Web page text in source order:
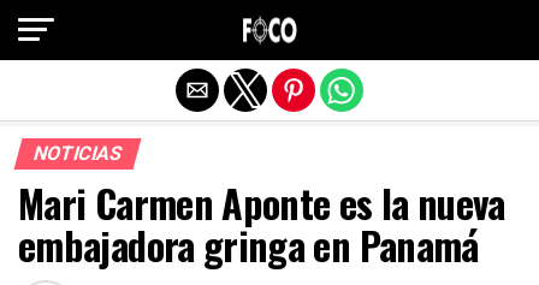
NOTICIAS
Mari Carmen Aponte es la nueva
embajadora gringa en Panamá
Salir de la versión móvil